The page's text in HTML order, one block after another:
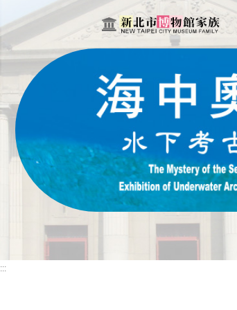
ン
ン
ツ
ス
キ
:::